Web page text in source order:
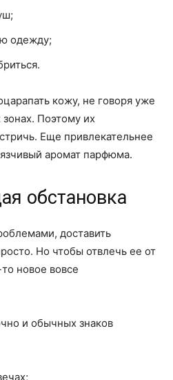
одежду;
кожу, не говоря уже
Поэтому их
Еще привлекательнее
аромат парфюма.
обстановка
доставить
Но чтобы отвлечь ее от
новое вовсе
и обычных знаков